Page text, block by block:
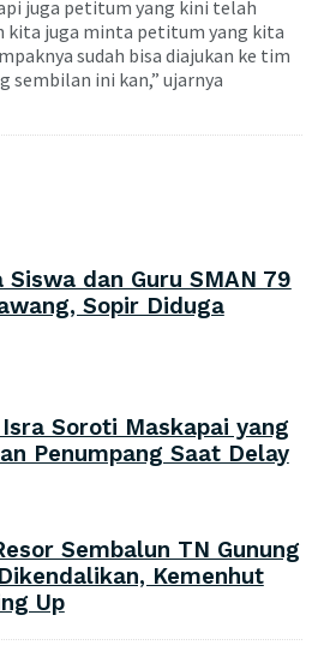
juga petitum yang kini telah
kita juga minta petitum yang kita
sudah bisa diajukan ke tim
sembilan ini kan,” ujarnya
dan Guru SMAN 79
Sopir Diduga
Soroti Maskapai yang
Penumpang Saat Delay
Sembalun TN Gunung
Kemenhut
Up